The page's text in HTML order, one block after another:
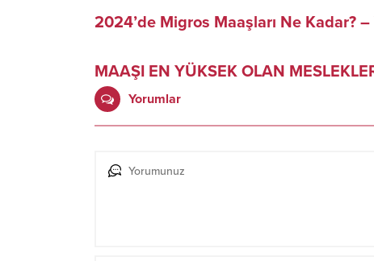
2024’de Migros Maaşları Ne Kadar?
MAAŞI EN YÜKSEK OLAN
Yorumlar